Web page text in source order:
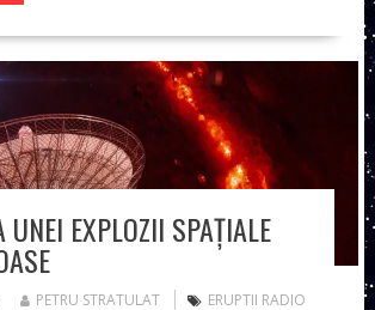
UNEI EXPLOZII SPAȚIALE
PETRU STRATULAT
ERUPTII RADIO